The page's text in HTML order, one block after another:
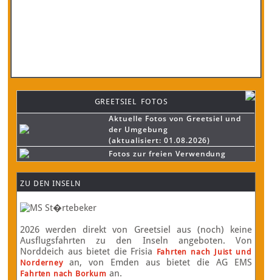
GREETSIEL FOTOS
Aktuelle Fotos von Greetsiel und
der Umgebung
(aktualisiert: 01.08.2026)
Fotos zur freien Verwendung
ZU DEN INSELN
2026 werden direkt von Greetsiel aus (noch) keine
Ausflugsfahrten zu den Inseln angeboten. Von
Norddeich aus bietet die Frisia Fahrten nach Juist und
Norderneyan, von Emden aus bietet die AG EMS
Fahrten nach Borkum an.